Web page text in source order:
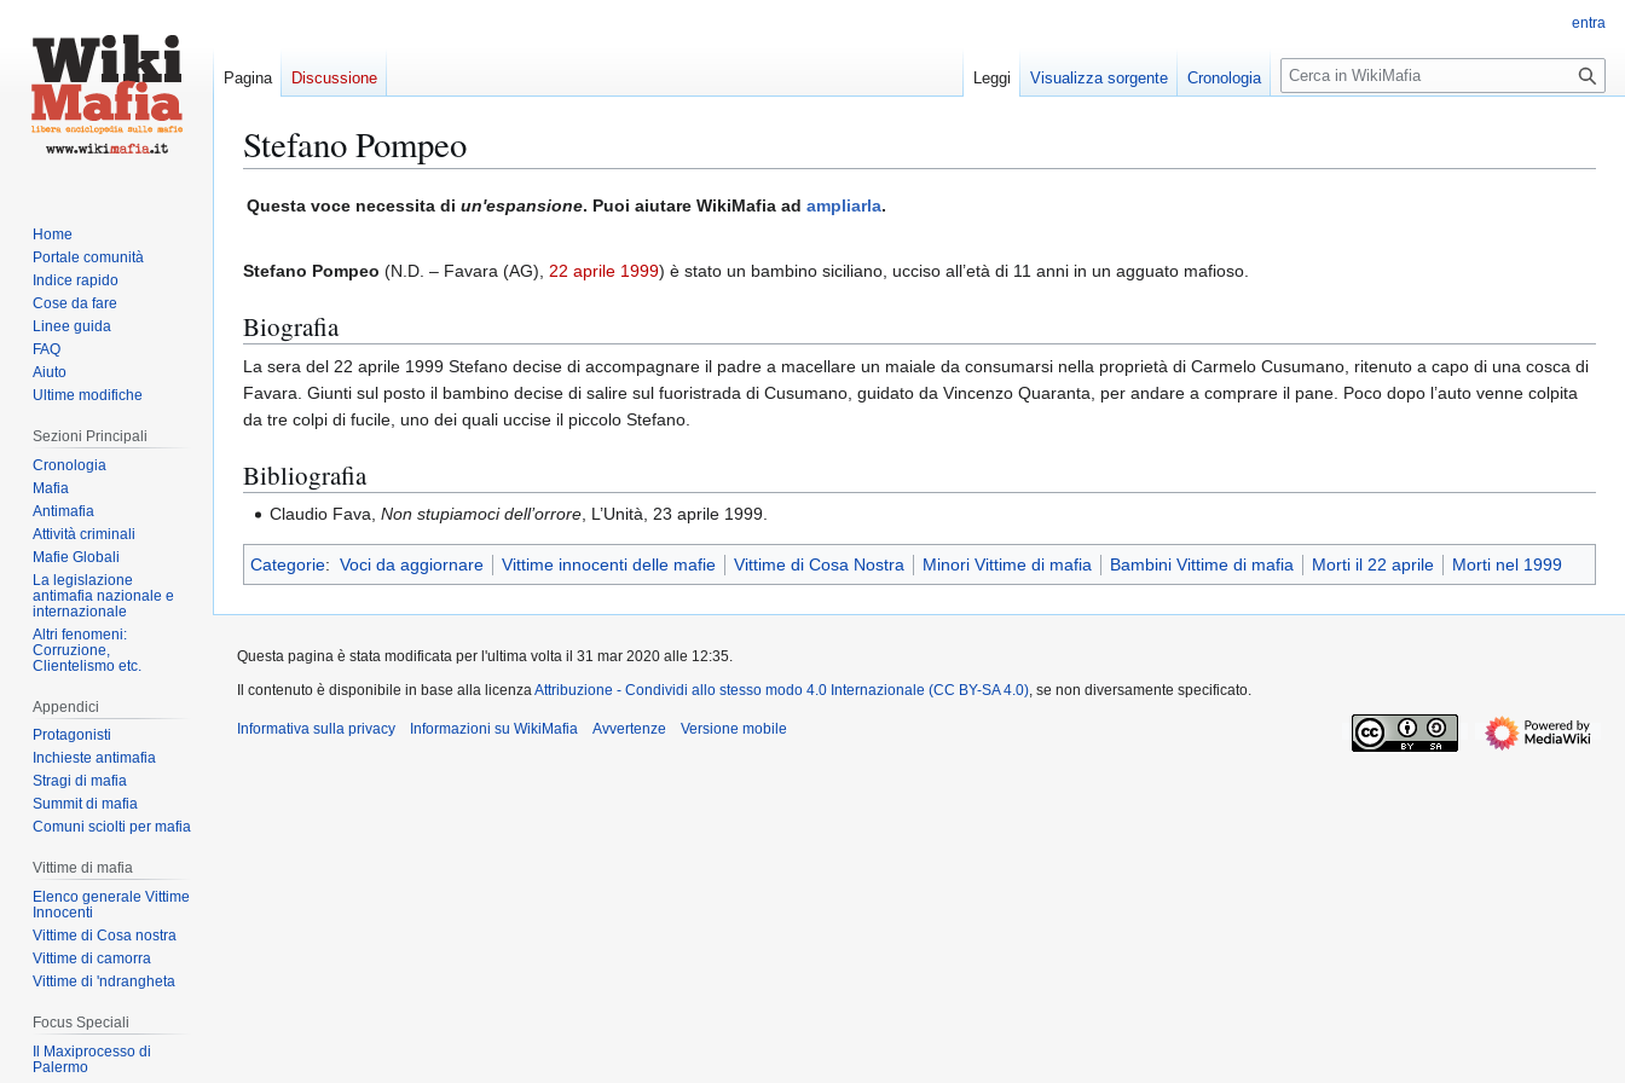
Stefano Pompeo
Vai
Vai
Questa voce necessita di un'espansione. Puoi aiutare WikiMafia ad ampliarla.
Stefano Pompeo (N.D. – Favara (AG), 22 aprile 1999) è stato un bambino siciliano, ucciso all’età di 11 anni in un agguato mafioso.
Biografia
La sera del 22 aprile 1999 Stefano decise di accompagnare il padre a macellare un maiale da consumarsi nella proprietà di Carmelo Cusumano, ritenuto a capo di una cosca di
Favara. Giunti sul posto il bambino decise di salire sul fuoristrada di Cusumano, guidato da Vincenzo Quaranta, per andare a comprare il pane. Poco dopo l’auto venne colpita
da tre colpi di fucile, uno dei quali uccise il piccolo Stefano.
Bibliografia
Claudio Fava,Non stupiamoci dell’orrore , L’Unità, 23 aprile 1999.
Categorie: Voci da aggiornare Vittime innocenti delle mafie Vittime di Cosa Nostra Minori Vittime di mafia Bambini Vittime di mafia Morti il 22 aprile Morti nel 1999
entra
Pagina Discussione Leggi Visualizza sorgente Cronologia
R
i
r
Home
Portale comunità
Indice rapido
Cose da fare
Linee guida
FAQ
Aiuto
Ultime modifiche
Sezioni Principali
Cronologia
Mafia
Antimafia
Attività criminali
Mafie Globali
La legislazione
antimafia nazionale e
internazionale
Altri fenomeni:
Corruzione,
Clientelismo etc.
Appendici
Protagonisti
Inchieste antimafia
Stragi di mafia
Summit di mafia
Comuni sciolti per mafia
Vittime di mafia
Elenco generale Vittime
Innocenti
Vittime di Cosa nostra
Vittime di camorra
Vittime di 'ndrangheta
Focus Speciali
Il Maxiprocesso di
Palermo
Questa pagina è stata modificata per l'ultima volta il 31 mar 2020 alle 12:35.
Il contenuto è disponibile in base alla licenza Attribuzione - Condividi allo stesso modo 4.0 Internazionale (CC BY-SA 4.0) , se non diversamente specificato.
Informativa sulla privacy Informazioni su WikiMafia Avvertenze Versione mobile